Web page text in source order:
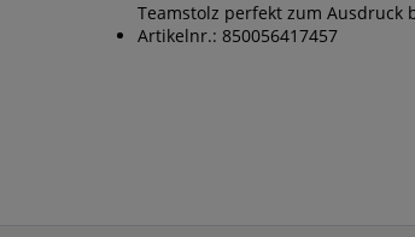
Teamstolz perfekt zum Ausdruck
Artikelnr.: 850056417457